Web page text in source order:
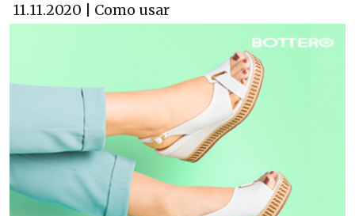
11.11.2020 | Como usar